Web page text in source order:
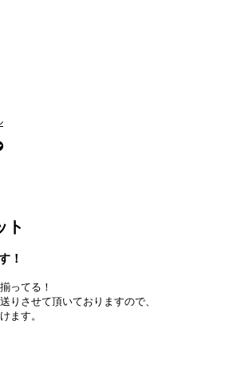
ト
！
ってる！
りさせて頂いておりますので、
ます。